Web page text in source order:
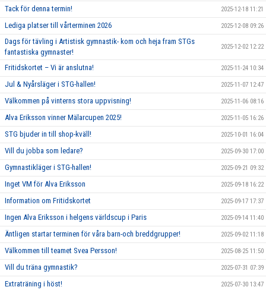
Tack för denna termin! 2025-12-18 11:21
Lediga platser till vårterminen 2026 2025-12-08 09:26
Dags för tävling i Artistisk gymnastik- kom och heja fram STGs
fantastiska gymnaster!
2025-12-02 12:22
Fritidskortet – Vi är anslutna! 2025-11-24 10:34
Jul & Nyårsläger i STG-hallen! 2025-11-07 12:47
Välkommen på vinterns stora uppvisning! 2025-11-06 08:16
Alva Eriksson vinner Mälarcupen 2025! 2025-11-05 16:26
STG bjuder in till shop-kväll! 2025-10-01 16:04
Vill du jobba som ledare? 2025-09-30 17:00
Gymnastikläger i STG-hallen! 2025-09-21 09:32
Inget VM för Alva Eriksson 2025-09-18 16:22
Information om Fritidskortet 2025-09-17 17:37
Ingen Alva Eriksson i helgens världscup i Paris 2025-09-14 11:40
Äntligen startar terminen för våra barn-och breddgrupper! 2025-09-02 11:18
Välkommen till teamet Svea Persson! 2025-08-25 11:50
Vill du träna gymnastik? 2025-07-31 07:39
Extraträning i höst! 2025-07-30 13:47